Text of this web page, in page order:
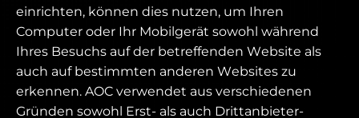
einrichten, können dies nutzen, um Ihren
Computer oder Ihr Mobilgerät sowohl während
Ihres Besuchs auf der betreffenden Website als
auch auf bestimmten anderen Websites zu
erkennen. AOC verwendet aus verschiedenen
Gründen sowohl Erst- als auch Drittanbieter-